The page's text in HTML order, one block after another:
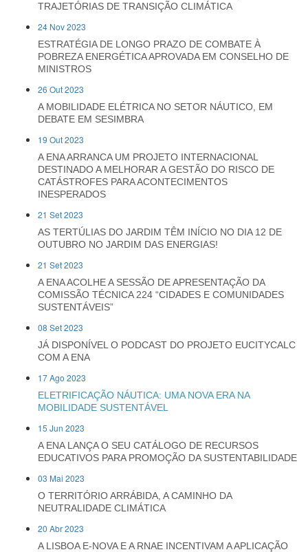
TRAJETÓRIAS DE TRANSIÇÃO CLIMÁTICA
24 Nov 2023
ESTRATÉGIA DE LONGO PRAZO DE COMBATE À
POBREZA ENERGÉTICA APROVADA EM CONSELHO DE
MINISTROS
26 Out 2023
A MOBILIDADE ELÉTRICA NO SETOR NÁUTICO, EM
DEBATE EM SESIMBRA
19 Out 2023
A ENA ARRANCA UM PROJETO INTERNACIONAL
DESTINADO A MELHORAR A GESTÃO DO RISCO DE
CATÁSTROFES PARA ACONTECIMENTOS
INESPERADOS
21 Set 2023
AS TERTÚLIAS DO JARDIM TÊM INÍCIO NO DIA 12 DE
OUTUBRO NO JARDIM DAS ENERGIAS!
21 Set 2023
A ENA ACOLHE A SESSÃO DE APRESENTAÇÃO DA
COMISSÃO TÉCNICA 224 “CIDADES E COMUNIDADES
SUSTENTÁVEIS”
08 Set 2023
JÁ DISPONÍVEL O PODCAST DO PROJETO EUCITYCALC
COM A ENA
17 Ago 2023
ELETRIFICAÇÃO NÁUTICA: UMA NOVA ERA NA
MOBILIDADE SUSTENTÁVEL
15 Jun 2023
A ENA LANÇA O SEU CATÁLOGO DE RECURSOS
EDUCATIVOS PARA PROMOÇÃO DA SUSTENTABILIDADE
03 Mai 2023
O TERRITÓRIO ARRÁBIDA, A CAMINHO DA
NEUTRALIDADE CLIMÁTICA
20 Abr 2023
A LISBOA E-NOVA E A RNAE INCENTIVAM A APLICAÇÃO